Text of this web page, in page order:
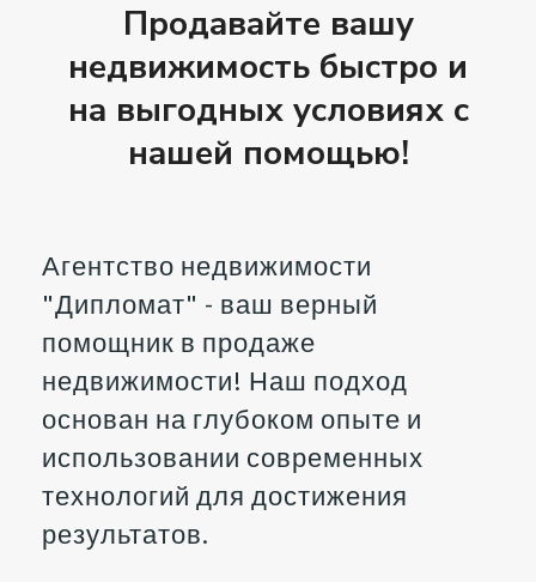
Продавайте вашу
недвижимость быстро и
на выгодных условиях с
нашей помощью!
Агентство недвижимости
"Дипломат" - ваш верный
помощник в продаже
недвижимости! Наш подход
основан на глубоком опыте и
использовании современных
технологий для достижения
результатов.